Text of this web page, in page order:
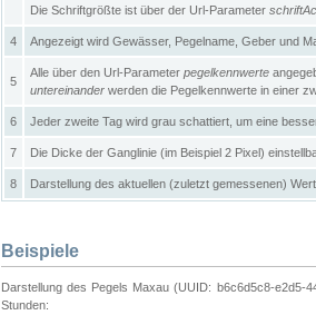
Die Schriftgrößte ist über der Url-Parameter
4 Angezeigt wird Gewässer, Pegelname, Geber und
5
Alle über den Url-Parameter pegelkennwerte
untereinander werden die Pegelkennwerte in einer
6 Jeder zweite Tag wird grau schattiert, um eine
7 Die Dicke der Ganglinie (im Beispiel 2 Pixel)
8 Darstellung des aktuellen (zuletzt gemessenen)
Beispiele
Darstellung des Pegels Maxau (UUID: b6c6d5c8-e2d5-
Stunden: